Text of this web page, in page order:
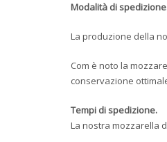
Modalità di
La produzione della
Com è noto la
conservazione
Tempi di spedizione.
La nostra mozzarella